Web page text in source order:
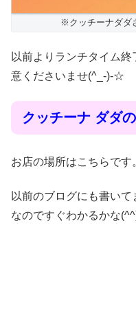
※クッチーナダダ
以前よりランチタイム
意くださいませ(^_-)-☆
クッチーナ ダダ
お店の場所はこちらです
以前のブログにも書いて
なのですぐわかるかな